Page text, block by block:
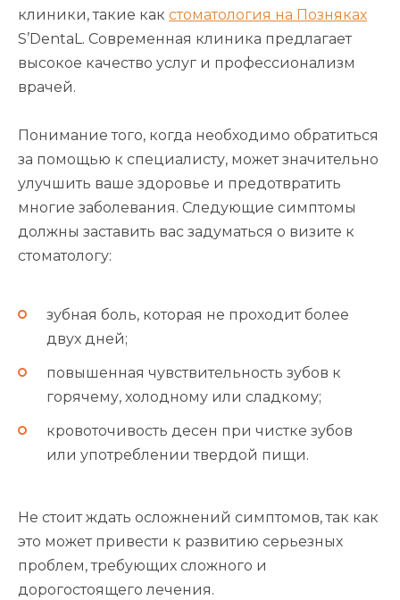
клиники, такие как стоматология на Позняках
S’DentaL. Современная клиника предлагает
высокое качество услуг и профессионализм
врачей.
Понимание того, когда необходимо обратиться
за помощью к специалисту, может значительно
улучшить ваше здоровье и предотвратить
многие заболевания. Следующие симптомы
должны заставить вас задуматься о визите к
стоматологу:
зубная боль, которая не проходит более
двух дней;
повышенная чувствительность зубов к
горячему, холодному или сладкому;
кровоточивость десен при чистке зубов
или употреблении твердой пищи.
Не стоит ждать осложнений симптомов, так как
это может привести к развитию серьезных
проблем, требующих сложного и
дорогостоящего лечения.